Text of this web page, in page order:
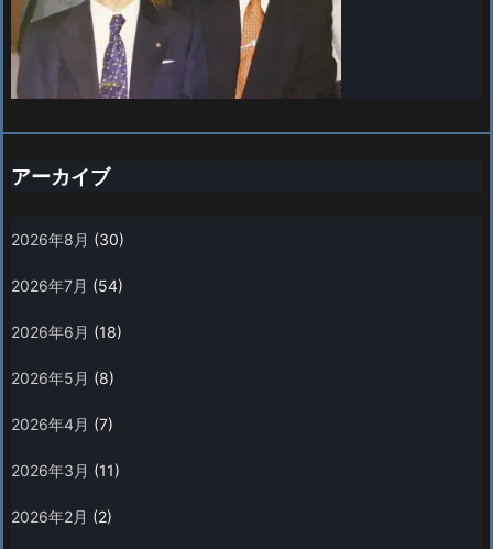
アーカイブ
2026年8月 (30)
2026年7月 (54)
2026年6月 (18)
2026年5月 (8)
2026年4月 (7)
2026年3月 (11)
2026年2月 (2)